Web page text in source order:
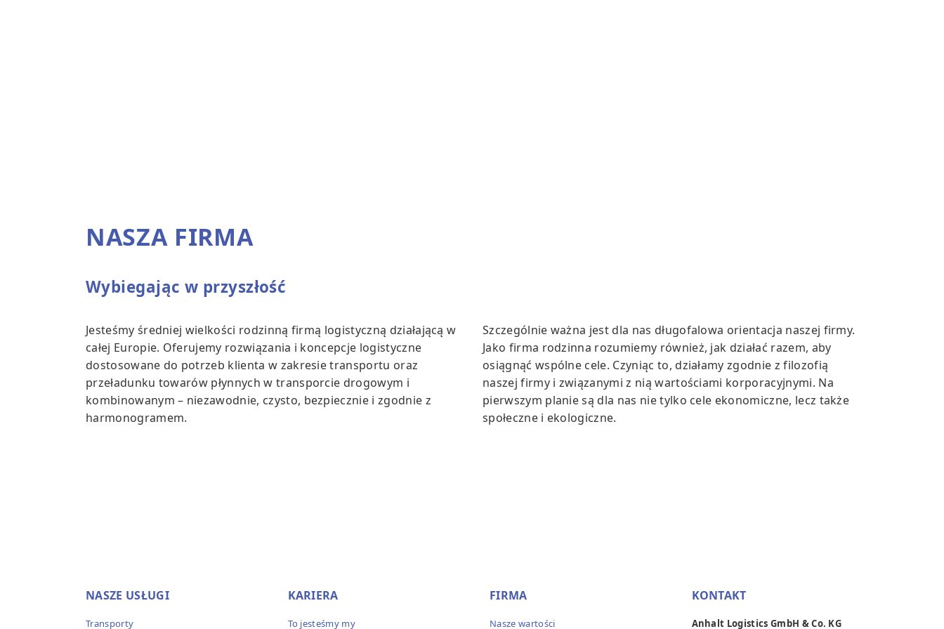
NASZA FIRMA
Wybiegając w przyszłość
Jesteśmy średniej wielkości rodzinną firmą logistyczną działającą w
całej Europie. Oferujemy rozwiązania i koncepcje logistyczne
dostosowane do potrzeb klienta w zakresie transportu oraz
przeładunku towarów płynnych w transporcie drogowym i
kombinowanym – niezawodnie, czysto, bezpiecznie i zgodnie z
harmonogramem.
Szczególnie ważna jest dla nas długofalowa orientacja naszej firmy.
Jako firma rodzinna rozumiemy również, jak działać razem, aby
osiągnąć wspólne cele. Czyniąc to, działamy zgodnie z filozofią
naszej firmy i związanymi z nią wartościami korporacyjnymi. Na
pierwszym planie są dla nas nie tylko cele ekonomiczne, lecz także
społeczne i ekologiczne.
NASZE USŁUGI
Transporty
KARIERA
To jesteśmy my
FIRMA
Nasze wartości
KONTAKT
Anhalt Logistics GmbH & Co. KG